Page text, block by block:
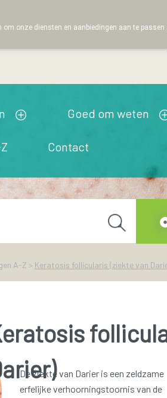
Goed om weten
Contact
A-Z > Keratosis follicularis (ziekte van
De ziekte van Darier is een zeldzame
erfelijke verhoorningstoornis van de
onze diensten en aanbiedingen aan te